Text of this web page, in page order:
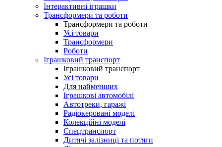
Інтерактивні іграшки
Трансформери та роботи
Трансформери та роботи
Усі товари
Трансформери
Роботи
Іграшковий транспорт
Іграшковий транспорт
Усі товари
Для найменших
Іграшкові автомобілі
Автотреки, гаражі
Радіокеровані моделі
Колекційні моделі
Спецтранспорт
Дитячі залізниці та потяги